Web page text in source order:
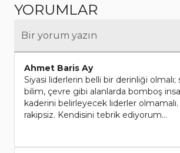
YORUMLAR
Bir yorum yazın
Ahmet Baris Ay
Siyasi liderlerin belli bir derinliği olmalı;
bilim, çevre gibi alanlarda bomboş
kaderini belirleyecek liderler olmamalı.
rakipsiz. Kendisini tebrik ediyorum...